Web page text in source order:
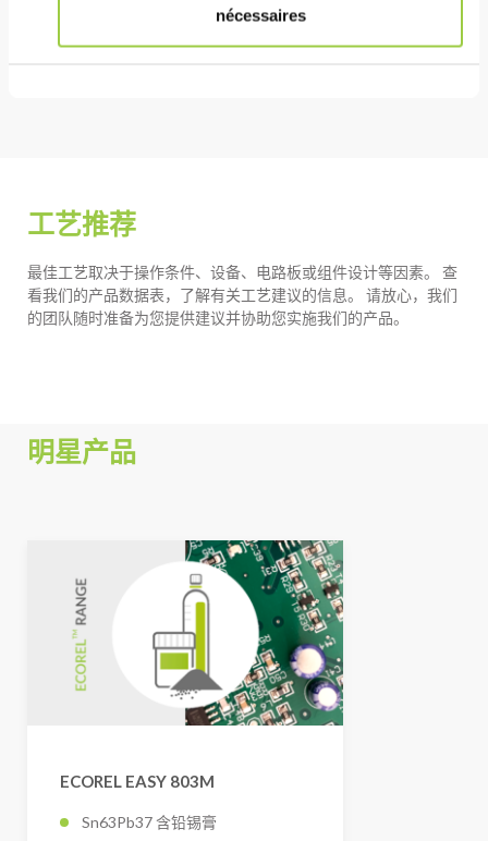
nécessaires
助焊剂介质中不含 CMR 物质。
工艺推荐
最佳工艺取决于操作条件、设备、电路板或组件设计等因素。 查
看我们的产品数据表，了解有关工艺建议的信息。 请放心，我们
的团队随时准备为您提供建议并协助您实施我们的产品。
明星产品
ECOREL EASY 803M
Sn63Pb37 含铅锡膏